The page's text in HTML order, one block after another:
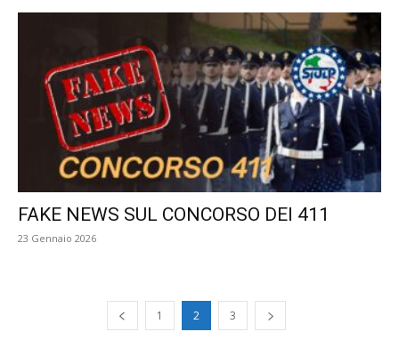
FAKE NEWS SUL CONCORSO DEI 411
23 Gennaio 2026
1 2 3